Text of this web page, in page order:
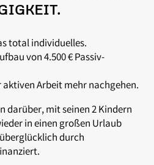
total individuelles.
von 4.500 € Passiv-
Arbeit mehr nachgehen.
darüber, mit seinen 2 Kindern
in einen großen Urlaub
durch